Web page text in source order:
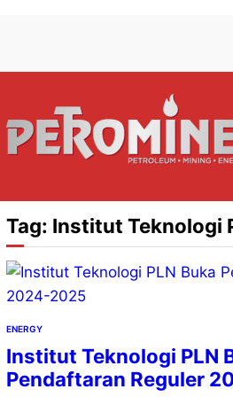
konten
content
Tag: Institut Teknologi
ENERGY
Institut Teknologi PLN
Pendaftaran Reguler